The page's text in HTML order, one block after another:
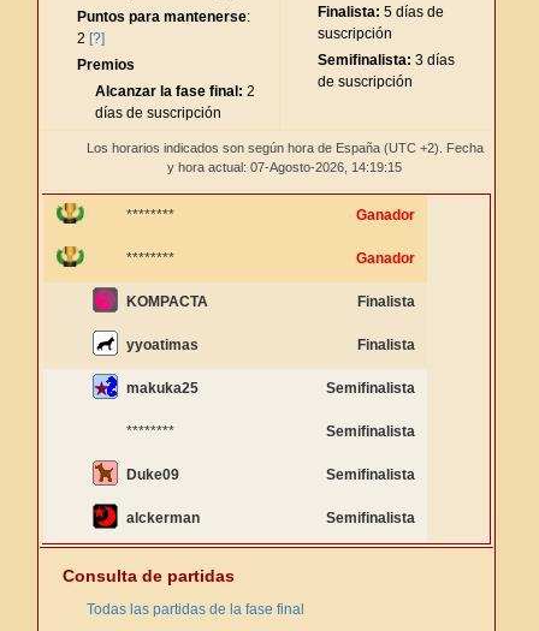
Puntos para mantenerse:
2 [?]
Premios
Alcanzar la fase final: 2
días de suscripción
Finalista: 5 días de
suscripción
Semifinalista: 3 días
de suscripción
Los horarios indicados son según hora de España (UTC +2). Fecha
y hora actual: 07-Agosto-2026, 14:19:15
******** Ganador
******** Ganador
KOMPACTA Finalista
yyoatimas Finalista
makuka25 Semifinalista
******** Semifinalista
Duke09 Semifinalista
alckerman Semifinalista
Consulta de partidas
Todas las partidas de la fase final